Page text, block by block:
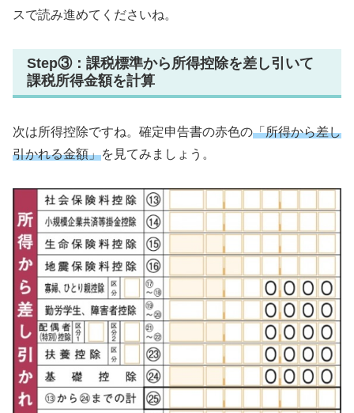
スで読み進めてくださいね。
Step③：課税標準から所得控除を差し引いて
課税所得金額を計算
次は所得控除ですね。確定申告書の赤色の「所得から差し
引かれる金額」を見てみましょう。